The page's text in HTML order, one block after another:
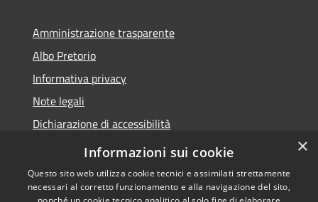
Amministrazione trasparente
Albo Pretorio
Informativa privacy
Note legali
Dichiarazione di accessibilità
Obiettivi di accessibilità
×
Informazioni sui cookie
Questo sito web utilizza cookie tecnici e assimilati strettamente
necessari al corretto funzionamento e alla navigazione del sito,